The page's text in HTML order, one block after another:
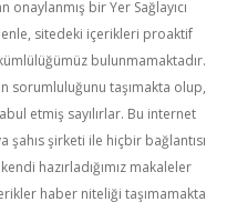
onaylanmış bir Yer Sağlayıcı
sitedeki içerikleri proaktif
bulunmamaktadır.
sorumluluğunu taşımakta olup,
etmiş sayılırlar. Bu internet
şirketi ile hiçbir bağlantısı
hazırladığımız makaleler
haber niteliği taşımamakta